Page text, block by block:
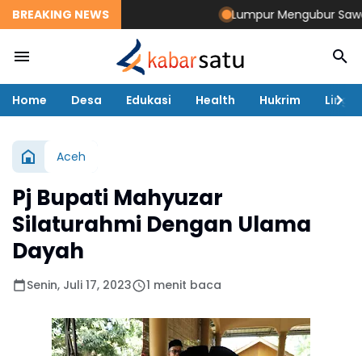
BREAKING NEWS Lumpur Mengubur Sawah
Home Desa Edukasi Health Hukrim
Aceh
Pj Bupati Mahyuzar
Silaturahmi Dengan Ulama
Dayah
Senin, Juli 17, 2023 1 menit baca